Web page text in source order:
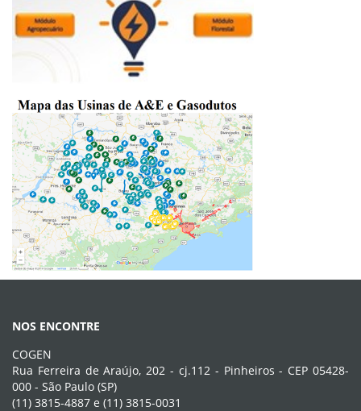
NOS ENCONTRE
COGEN
Rua Ferreira de Araújo, 202 - cj.112 - Pinheiros - CEP 05428-
000 - São Paulo (SP)
(11) 3815-4887 e (11) 3815-0031